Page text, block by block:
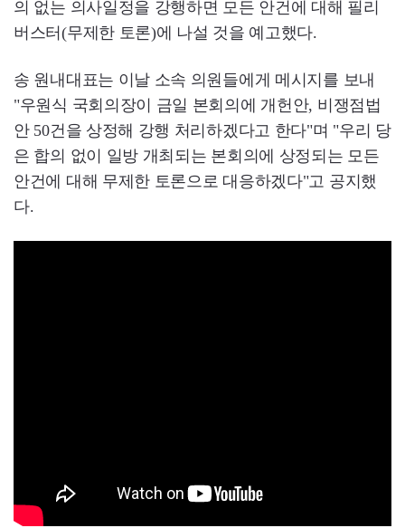
의 없는 의사일정을 강행하면 모든 안건에 대해 필리
버스터(무제한 토론)에 나설 것을 예고했다.
송 원내대표는 이날 소속 의원들에게 메시지를 보내
"우원식 국회의장이 금일 본회의에 개헌안, 비쟁점법
안 50건을 상정해 강행 처리하겠다고 한다"며 "우리 당
은 합의 없이 일방 개최되는 본회의에 상정되는 모든
안건에 대해 무제한 토론으로 대응하겠다"고 공지했
다.